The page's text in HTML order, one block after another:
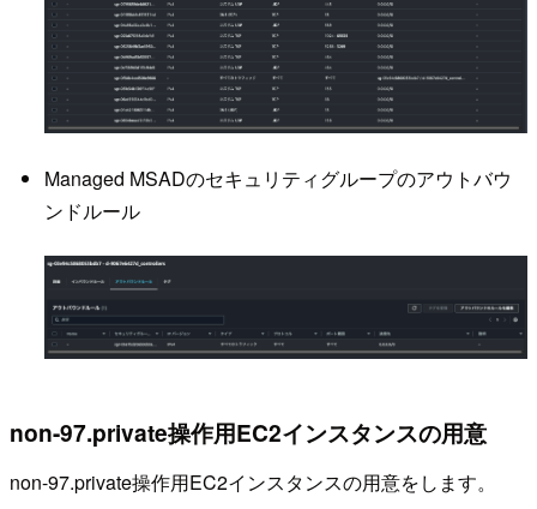
Managed MSADのセキュリティグループのアウトバウ
ンドルール
non-97.private操作用EC2インスタンスの用意
non-97.private操作用EC2インスタンスの用意をします。